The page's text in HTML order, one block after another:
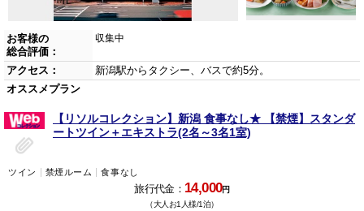
お客様の
総合評価：
収集中
アクセス：
新潟駅からタクシー、バスで約5分。
オススメプラン
【リソルコレクション】新潟 食事なし★ 【禁煙】スタンダ
ートツイン＋エキストラ(2名～3名1室)
ツイン 禁煙ルーム 食事なし
旅行代金： 14,000円
（大人お1人様/1泊）